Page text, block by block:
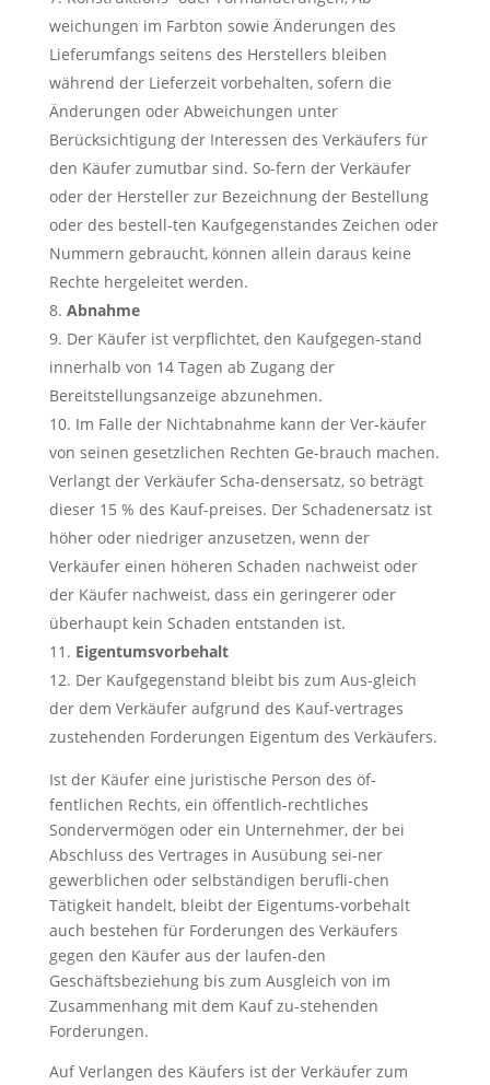
weichungen im Farbton sowie Änderungen des
Lieferumfangs seitens des Herstellers bleiben
während der Lieferzeit vorbehalten, sofern die
Änderungen oder Abweichungen unter
Berücksichtigung der Interessen des Verkäufers für
den Käufer zumutbar sind. So-fern der Verkäufer
oder der Hersteller zur Bezeichnung der Bestellung
oder des bestell-ten Kaufgegenstandes Zeichen oder
Nummern gebraucht, können allein daraus keine
Rechte hergeleitet werden.
Abnahme
Der Käufer ist verpflichtet, den Kaufgegen-stand
innerhalb von 14 Tagen ab Zugang der
Bereitstellungsanzeige abzunehmen.
Im Falle der Nichtabnahme kann der Ver-käufer
von seinen gesetzlichen Rechten Ge-brauch machen.
Verlangt der Verkäufer Scha-densersatz, so beträgt
dieser 15 % des Kauf-preises. Der Schadenersatz ist
höher oder niedriger anzusetzen, wenn der
Verkäufer einen höheren Schaden nachweist oder
der Käufer nachweist, dass ein geringerer oder
überhaupt kein Schaden entstanden ist.
Eigentumsvorbehalt
Der Kaufgegenstand bleibt bis zum Aus-gleich
der dem Verkäufer aufgrund des Kauf-vertrages
zustehenden Forderungen Eigentum des Verkäufers.
Ist der Käufer eine juristische Person des öf-
fentlichen Rechts, ein öffentlich-rechtliches
Sondervermögen oder ein Unternehmer, der bei
Abschluss des Vertrages in Ausübung sei-ner
gewerblichen oder selbständigen berufli-chen
Tätigkeit handelt, bleibt der Eigentums-vorbehalt
auch bestehen für Forderungen des Verkäufers
gegen den Käufer aus der laufen-den
Geschäftsbeziehung bis zum Ausgleich von im
Zusammenhang mit dem Kauf zu-stehenden
Forderungen.
Auf Verlangen des Käufers ist der Verkäufer zum